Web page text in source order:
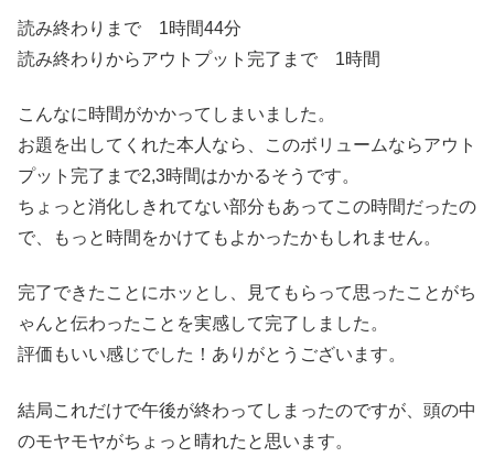
読み終わりまで 1時間44分
読み終わりからアウトプット完了まで 1時間
こんなに時間がかかってしまいました。
お題を出してくれた本人なら、このボリュームならアウト
プット完了まで2,3時間はかかるそうです。
ちょっと消化しきれてない部分もあってこの時間だったの
で、もっと時間をかけてもよかったかもしれません。
完了できたことにホッとし、見てもらって思ったことがち
ゃんと伝わったことを実感して完了しました。
評価もいい感じでした！ありがとうございます。
結局これだけで午後が終わってしまったのですが、頭の中
のモヤモヤがちょっと晴れたと思います。